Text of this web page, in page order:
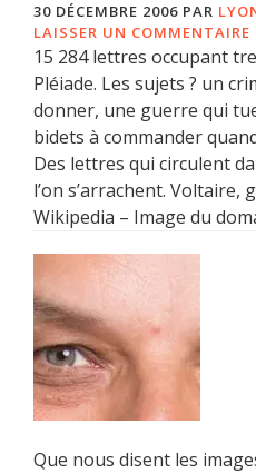
30 DÉCEMBRE 2006 PAR
LAISSER UN COMMENTAIRE
15 284 lettres occupant
Pléiade. Les sujets ? un
donner, une guerre qui
bidets à commander
Des lettres qui circulent
l’on s’arrachent. Voltaire,
Wikipedia – Image du
Que nous disent les